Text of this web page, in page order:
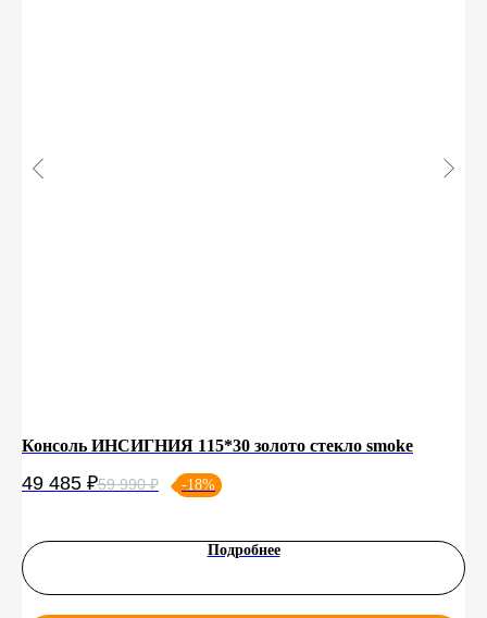
Консоль ИНСИГНИЯ 115*30 золото стекло smoke
49 485 ₽59 990 ₽ -18%
Подробнее